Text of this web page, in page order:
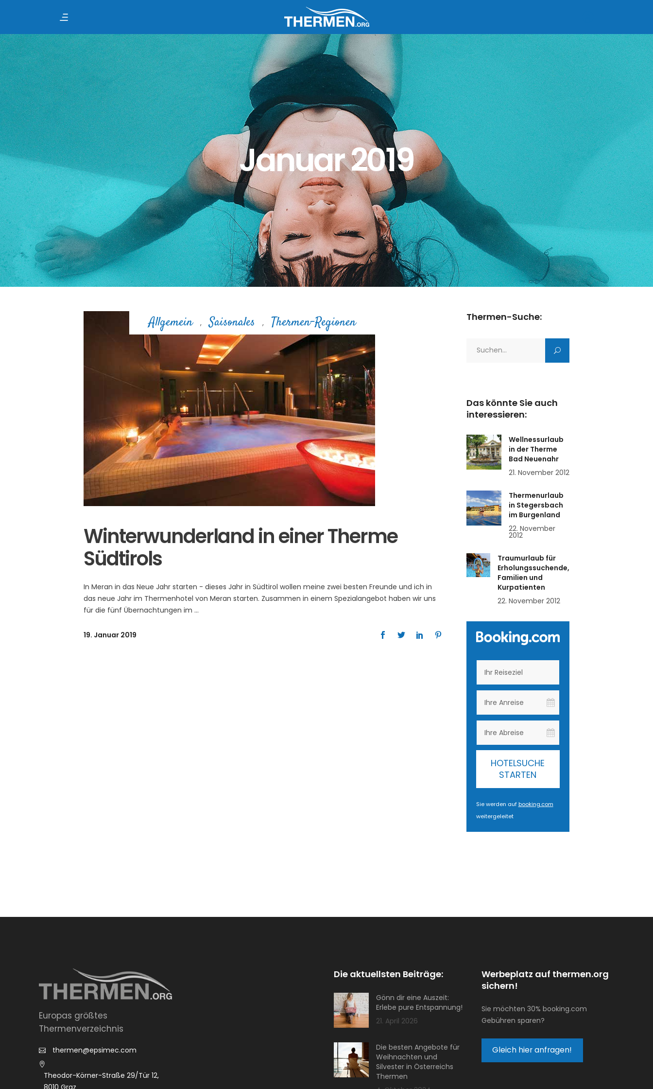
Januar 2019
Allgemein , Saisonales , Thermen-Regionen
Winterwunderland in einer Therme
Südtirols
In Meran in das Neue Jahr starten - dieses Jahr in Südtirol wollen meine zwei besten Freunde und ich in
das neue Jahr im Thermenhotel von Meran starten. Zusammen in einem Spezialangebot haben wir uns
für die fünf Übernachtungen im
19. Januar 2019
Thermen-Suche:
Das könnte Sie auch
interessieren:
Wellnessurlaub
in der Therme
Bad Neuenahr
21. November 2012
Thermenurlaub
in Stegersbach
im Burgenland
22. November
2012
Traumurlaub für
Erholungssuchende,
Familien und
Kurpatienten
22. November 2012
HOTELSUCHE
STARTEN
Sie werden aufbooking.com
weitergeleitet
Europas größtes
Thermenverzeichnis
thermen@epsimec.com
Theodor-Körner-Straße 29/Tür 12,
8010 Graz
Die aktuellsten Beiträge:
Gönn dir eine Auszeit:
Erlebe pure Entspannung!
21. April 2026
Die besten Angebote für
Weihnachten und
Silvester in Österreichs
Thermen
Werbeplatz auf thermen.org
sichern!
Sie möchten 30% booking.com
Gebühren sparen?
Gleich hier anfragen!